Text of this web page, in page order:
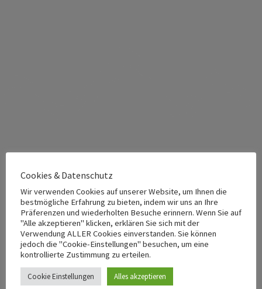
Der Begriff „Sauna” entstammt dem Finnischen und
bedeutet „Raum aus Holz”. Daher ist die finnische
Blocksauna die traditionelle Form des Schwitzens. Der
Raum verströmt den Duft erstklassiger finnischer
Polarkiefer. Diese Sauna bietet die relativ höchsten
Temperaturen von 85-95°C und eine geringe
Cookies & Datenschutz
Wir verwenden Cookies auf unserer Website, um Ihnen die
bestmögliche Erfahrung zu bieten, indem wir uns an Ihre
Präferenzen und wiederholten Besuche erinnern. Wenn Sie auf
"Alle akzeptieren" klicken, erklären Sie sich mit der
Verwendung ALLER Cookies einverstanden. Sie können
jedoch die "Cookie-Einstellungen" besuchen, um eine
kontrollierte Zustimmung zu erteilen.
Cookie Einstellungen Alles akzeptieren